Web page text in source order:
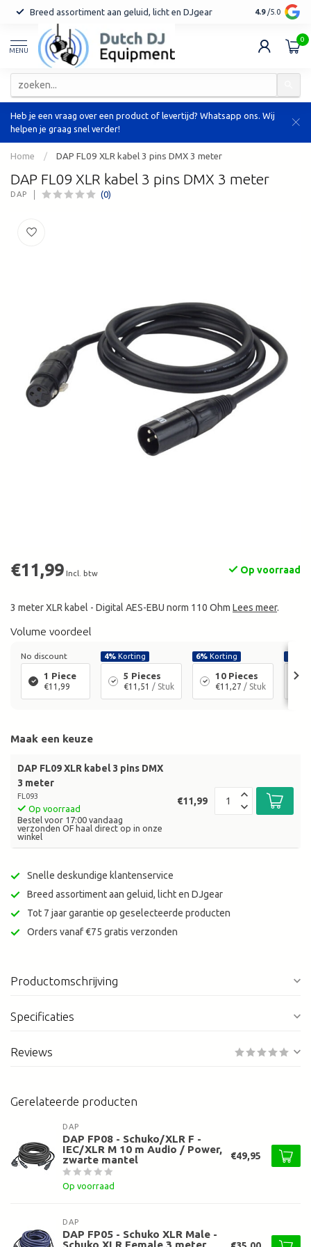
Breed assortiment aan geluid, licht en DJgear Tot 7 jaar
4.9 /5.0
MENU
0
Heb je een vraag over een product of levertijd? Whatsapp ons. Wij
helpen je graag snel verder!
Home / DAP FL09 XLR kabel 3 pins DMX 3 meter
DAP FL09 XLR kabel 3 pins DMX 3 meter
DAP (0)
€11,99 Incl. btw Op voorraad
3 meter XLR kabel - Digital AES-EBU norm 110 Ohm Lees meer.
Volume voordeel
No discount
1 Piece
€11,99
4% Korting
5 Pieces
€11,51 / Stuk
6% Korting
10 Pieces
€11,27 / Stuk
Maak een keuze
DAP FL09 XLR kabel 3 pins DMX
3 meter
FL093
Op voorraad
Bestel voor 17:00 vandaag
verzonden OF haal direct op in onze
winkel
€11,99
Snelle deskundige klantenservice
Breed assortiment aan geluid, licht en DJgear
Tot 7 jaar garantie op geselecteerde producten
Orders vanaf €75 gratis verzonden
Productomschrijving
Specificaties
Reviews
Gerelateerde producten
DAP
DAP FP08 - Schuko/XLR F -
IEC/XLR M 10 m Audio / Power,
zwarte mantel
Op voorraad
€49,95
DAP
DAP FP05 - Schuko XLR Male -